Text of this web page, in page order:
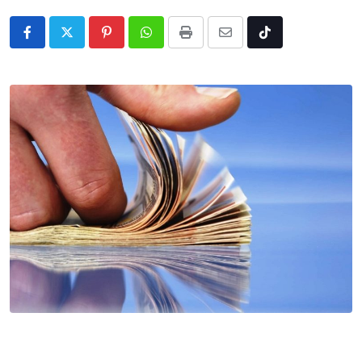
PinterestWhatsappPrint
Share
Email
Tiktok